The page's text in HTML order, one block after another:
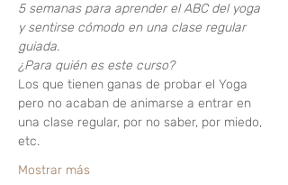
5 semanas para aprender el ABC del yoga
y sentirse cómodo en una clase regular
guiada.
¿Para quién es este curso?
Los que tienen ganas de probar el Yoga
pero no acaban de animarse a entrar en
una clase regular, por no saber, por miedo,
etc.
Mostrar más